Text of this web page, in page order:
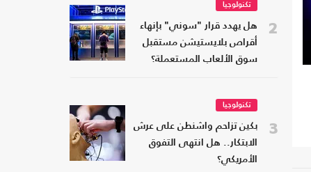
2
تكنولوجيا
هل يهدد قرار "سوني" بإنهاء
أقراص بلايستيشن مستقبل
سوق الألعاب المستعملة؟
3
تكنولوجيا
بكين تزاحم واشنطن على عرش
الابتكار.. هل انتهى التفوق
الأمريكي؟